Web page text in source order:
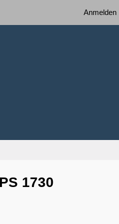
Anmelden
1730